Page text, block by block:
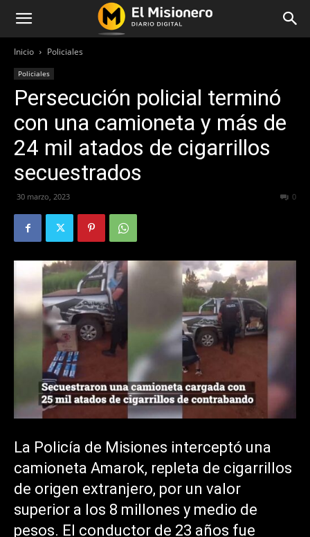
Inicio Policiales
Policiales
Persecución policial terminó
con una camioneta y más de
24 mil atados de cigarrillos
secuestrados
30 marzo, 2023 0
La Policía de Misiones interceptó una
camioneta Amarok, repleta de cigarrillos
de origen extranjero, por un valor
superior a los 8 millones y medio de
pesos. El conductor de 23 años fue